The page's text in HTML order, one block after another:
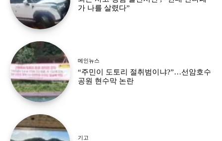
가 나를 살렸다”
메인뉴스
“주민이 도토리 절취범이냐?”…선암호수
공원 현수막 논란
기고